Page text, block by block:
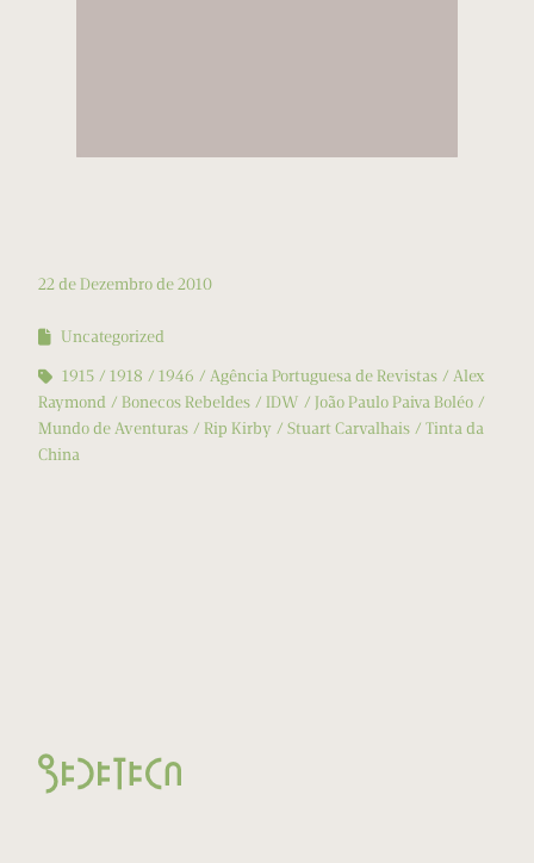
22 de Dezembro de 2010
Uncategorized
1915
1918 1946 Agência Portuguesa de Revistas
Alex
Raymond
Bonecos Rebeldes IDW
João Paulo Paiva Boléo
Mundo de Aventuras
Rip Kirby Stuart Carvalhais
Tinta da
China